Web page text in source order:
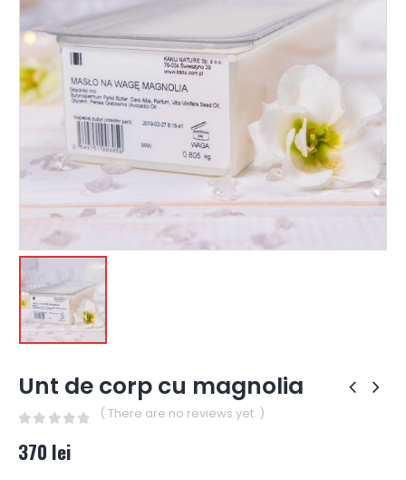
Unt de corp cu magnolia
( There are no reviews yet. )
370 lei